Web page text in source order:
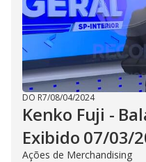
DO R7/08/04/2024
Kenko Fuji -
Exibido 07/03/
Ações de Merchandising